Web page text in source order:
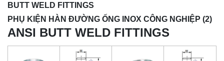
BUTT WELD FITTINGS
PHỤ KIỆN HÀN ĐƯỜNG ỐNG INOX CÔNG NGHIỆP (2)
ANSI BUTT WELD FITTINGS